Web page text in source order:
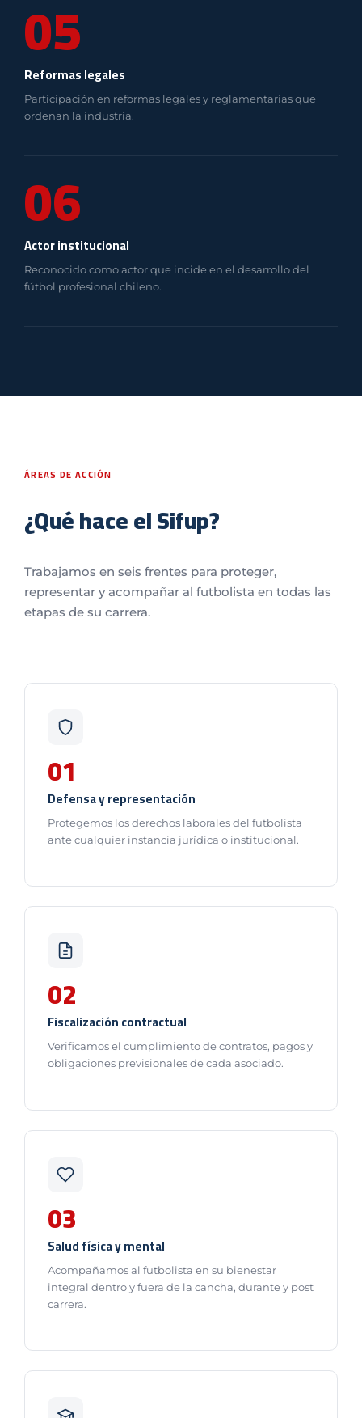
05
Reformas legales
Participación en reformas legales y reglamentarias que
ordenan la industria.
06
Actor institucional
Reconocido como actor que incide en el desarrollo del
fútbol profesional chileno.
ÁREAS DE ACCIÓN
¿Qué hace el Sifup?
Trabajamos en seis frentes para proteger,
representar y acompañar al futbolista en todas las
etapas de su carrera.
01
Defensa y representación
Protegemos los derechos laborales del futbolista
ante cualquier instancia jurídica o institucional.
02
Fiscalización contractual
Verificamos el cumplimiento de contratos, pagos y
obligaciones previsionales de cada asociado.
03
Salud física y mental
Acompañamos al futbolista en su bienestar
integral dentro y fuera de la cancha, durante y post
carrera.